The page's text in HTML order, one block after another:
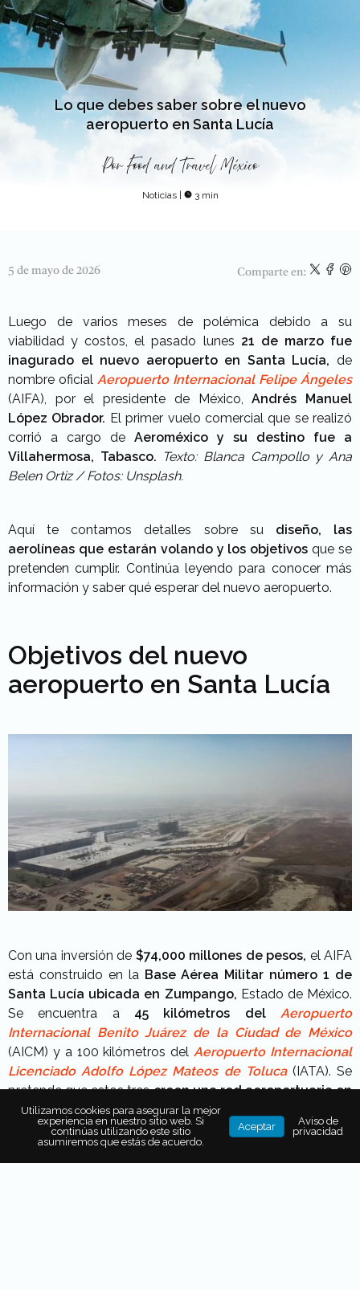
Lo que debes saber sobre el nuevo
aeropuerto en Santa Lucía
Por Food and Travel México
Noticias 3 min
5 de mayo de 2026 Comparte en:
Luego de varios meses de polémica debido a su
viabilidad y costos, el pasado lunes 21 de marzo fue
inagurado el nuevo aeropuerto en Santa Lucía, de
nombre oficial Aeropuerto Internacional Felipe Ángeles
(AIFA), por el presidente de México, Andrés Manuel
López Obrador. El primer vuelo comercial que se realizó
corrió a cargo de Aeroméxico y su destino fue a
Villahermosa, Tabasco. Texto: Blanca Campollo y Ana
Belen Ortiz / Fotos: Unsplash.
Aquí te contamos detalles sobre su diseño, las
aerolíneas que estarán volando y los objetivos que se
pretenden cumplir. Continúa leyendo para conocer más
información y saber qué esperar del nuevo aeropuerto.
Objetivos del nuevo
aeropuerto en Santa Lucía
Con una inversión de $74,000 millones de pesos, el AIFA
está construido en la Base Aérea Militar número 1 de
Santa Lucía ubicada en Zumpango, Estado de México.
Se encuentra a 45 kilómetros del Aeropuerto
Internacional Benito Juárez de la Ciudad de México
(AICM) y a 100 kilómetros delAeropuerto Internacional
Licenciado Adolfo López Mateos de Toluca (IATA). Se
pretende que estos trescreen una red aeroportuaria en
la zona metropolitana de Ciudad de México.
Con el fin de mantener laeficiencia, la funcionalidad y
Utilizamos cookies para asegurar la mejor
experiencia en nuestro sitio web. Si
continúas utilizando este sitio
asumiremos que estás de acuerdo.
Aceptar
Aviso de
privacidad